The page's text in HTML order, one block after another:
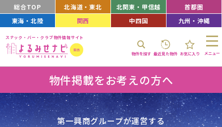
総合TOP 北海道・東北 北関東・甲信越
首都圏
東海・北陸
関西 中四国 九州・沖縄
スナック・バー・クラブ物件情報サイト
物件を探す 最近見た物件 お気に入り メニュー
物件掲載をお考えの方へ
第一興商グループが運営する